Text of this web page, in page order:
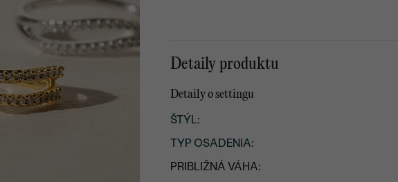
Detaily produktu
Detaily o settingu
ŠTÝL:
TYP OSADENIA:
PRIBLIŽNÁ VÁHA: